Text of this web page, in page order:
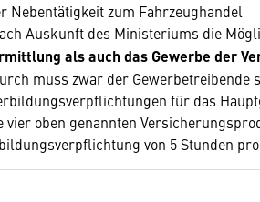
Nebentätigkeit zum Fahrzeughandel
Auskunft des Ministeriums die
als auch das Gewerbe der
muss zwar der Gewerbetreibende
für das
oben genannten
von 5 Stunden